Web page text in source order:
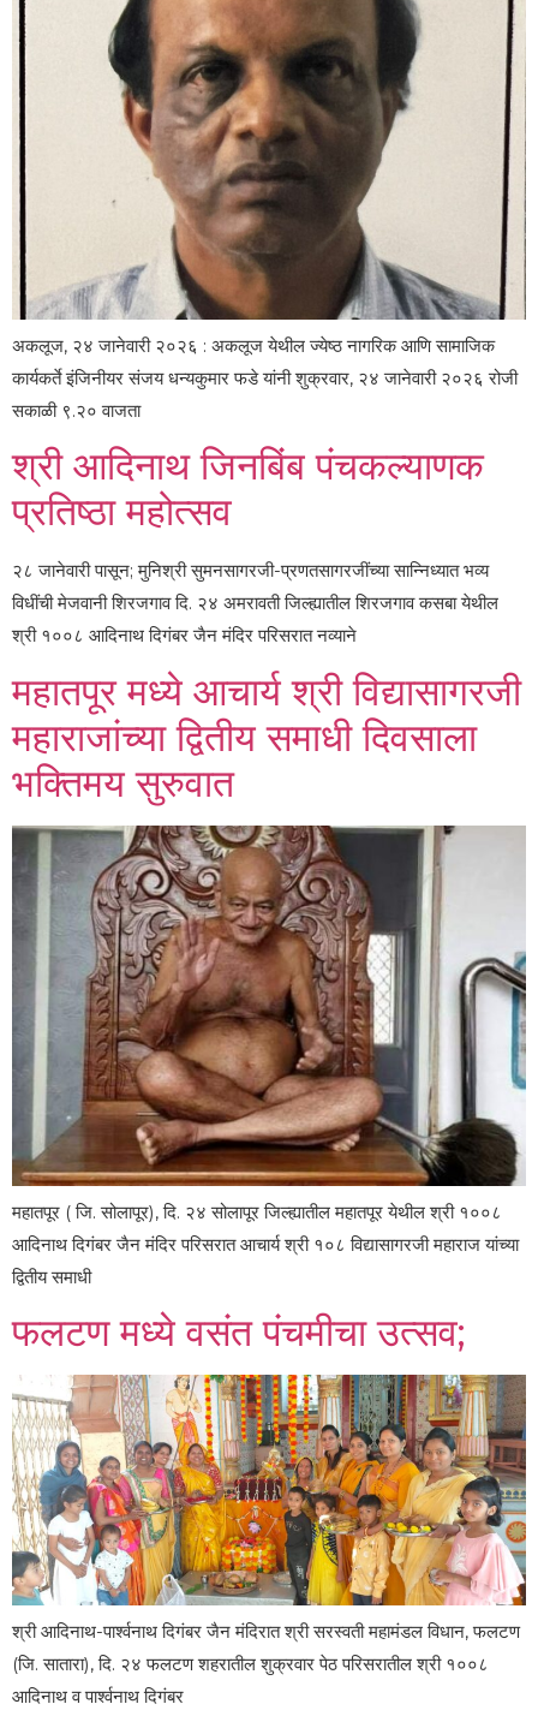
अकलूज, २४ जानेवारी २०२६ : अकलूज येथील ज्येष्ठ नागरिक आणि सामाजिक
कार्यकर्ते इंजिनीयर संजय धन्यकुमार फडे यांनी शुक्रवार, २४ जानेवारी २०२६ रोजी
सकाळी ९.२० वाजता
श्री आदिनाथ जिनबिंब पंचकल्याणक
प्रतिष्ठा महोत्सव
२८ जानेवारी पासून; मुनिश्री सुमनसागरजी-प्रणतसागरजींच्या सान्निध्यात भव्य
विधींची मेजवानी शिरजगाव दि. २४ अमरावती जिल्ह्यातील शिरजगाव कसबा येथील
श्री १००८ आदिनाथ दिगंबर जैन मंदिर परिसरात नव्याने
महातपूर मध्ये आचार्य श्री विद्यासागरजी
महाराजांच्या द्वितीय समाधी दिवसाला
भक्तिमय सुरुवात
महातपूर ( जि. सोलापूर), दि. २४ सोलापूर जिल्ह्यातील महातपूर येथील श्री १००८
आदिनाथ दिगंबर जैन मंदिर परिसरात आचार्य श्री १०८ विद्यासागरजी महाराज यांच्या
द्वितीय समाधी
फलटण मध्ये वसंत पंचमीचा उत्सव;
श्री आदिनाथ-पार्श्वनाथ दिगंबर जैन मंदिरात श्री सरस्वती महामंडल विधान, फलटण
(जि. सातारा), दि. २४ फलटण शहरातील शुक्रवार पेठ परिसरातील श्री १००८
आदिनाथ व पार्श्वनाथ दिगंबर